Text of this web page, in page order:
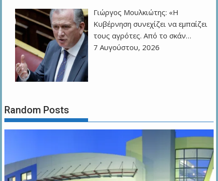
Γιώργος Μουλκιώτης: «Η
Κυβέρνηση συνεχίζει να εμπαίζει
τους αγρότες. Από το σκάν…
7 Αυγούστου, 2026
Random Posts